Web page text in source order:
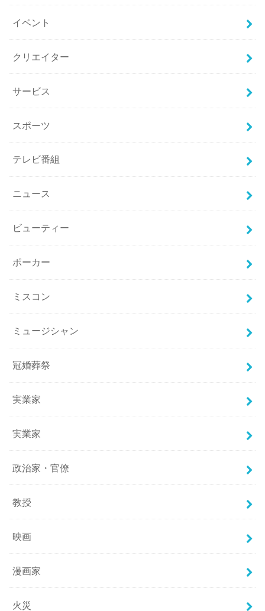
イベント
クリエイター
サービス
スポーツ
テレビ番組
ニュース
ビューティー
ポーカー
ミスコン
ミュージシャン
冠婚葬祭
実業家
実業家
政治家・官僚
教授
映画
漫画家
火災